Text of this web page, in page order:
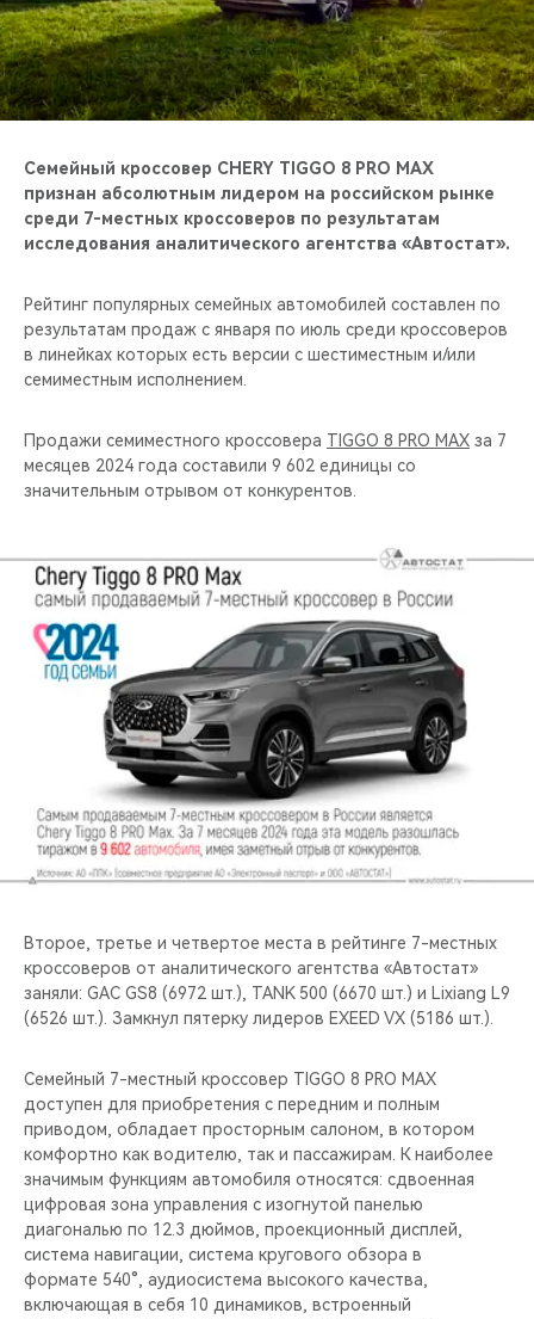
CHERY И СПОРТ
НАШИ МЕРОПРИЯТИЯ
ВИДЕООБЗОРЫ
CHERY ДЛЯ ДЕТЕЙ
Семейный кроссовер CHERY TIGGO 8 PRO MAX
признан абсолютным лидером на российском рынке
среди 7-местных кроссоверов по результатам
исследования аналитического агентства «Автостат».
Рейтинг популярных семейных автомобилей составлен по
результатам продаж с января по июль среди кроссоверов
в линейках которых есть версии с шестиместным и/или
семиместным исполнением.
Продажи семиместного кроссовера TIGGO 8 PRO MAX за 7
месяцев 2024 года составили 9 602 единицы со
значительным отрывом от конкурентов.
Второе, третье и четвертое места в рейтинге 7-местных
кроссоверов от аналитического агентства «Автостат»
заняли: GAC GS8 (6972 шт.), TANK 500 (6670 шт.) и Lixiang L9
(6526 шт.). Замкнул пятерку лидеров EXEED VX (5186 шт.).
Семейный 7-местный кроссовер TIGGO 8 PRO MAX
доступен для приобретения с передним и полным
приводом, обладает просторным салоном, в котором
комфортно как водителю, так и пассажирам. К наиболее
значимым функциям автомобиля относятся: сдвоенная
цифровая зона управления с изогнутой панелью
диагональю по 12.3 дюймов, проекционный дисплей,
система навигации, система кругового обзора в
формате 540°, аудиосистема высокого качества,
включающая в себя 10 динамиков, встроенный